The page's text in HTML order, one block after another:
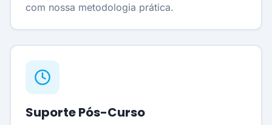
com nossa metodologia prática.
Suporte Pós-Curso